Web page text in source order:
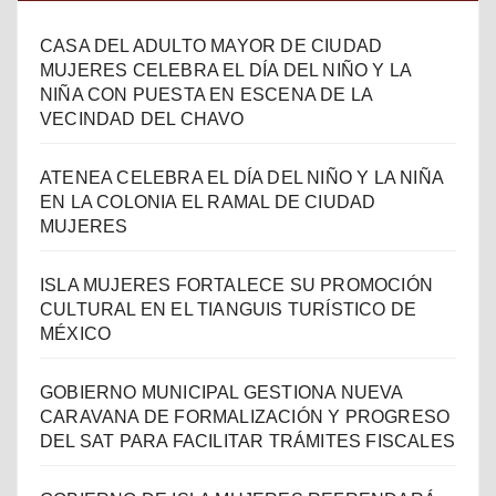
CASA DEL ADULTO MAYOR DE CIUDAD
MUJERES CELEBRA EL DÍA DEL NIÑO Y LA
NIÑA CON PUESTA EN ESCENA DE LA
VECINDAD DEL CHAVO
ATENEA CELEBRA EL DÍA DEL NIÑO Y LA NIÑA
EN LA COLONIA EL RAMAL DE CIUDAD
MUJERES
ISLA MUJERES FORTALECE SU PROMOCIÓN
CULTURAL EN EL TIANGUIS TURÍSTICO DE
MÉXICO
GOBIERNO MUNICIPAL GESTIONA NUEVA
CARAVANA DE FORMALIZACIÓN Y PROGRESO
DEL SAT PARA FACILITAR TRÁMITES FISCALES